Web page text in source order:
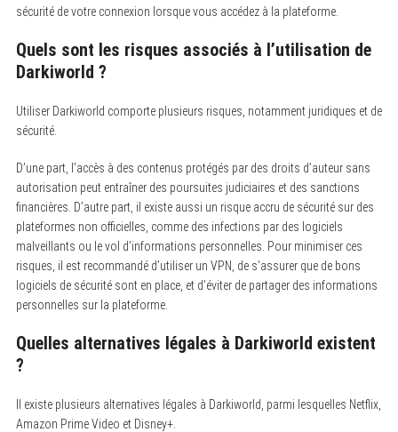
sécurité de votre connexion lorsque vous accédez à la plateforme.
Quels sont les risques associés à l’utilisation de
Darkiworld ?
Utiliser Darkiworld comporte plusieurs risques, notamment juridiques et de
sécurité.
D’une part, l’accès à des contenus protégés par des droits d’auteur sans
autorisation peut entraîner des poursuites judiciaires et des sanctions
financières. D’autre part, il existe aussi un risque accru de sécurité sur des
plateformes non officielles, comme des infections par des logiciels
malveillants ou le vol d’informations personnelles. Pour minimiser ces
risques, il est recommandé d’utiliser un VPN, de s’assurer que de bons
logiciels de sécurité sont en place, et d’éviter de partager des informations
personnelles sur la plateforme.
Quelles alternatives légales à Darkiworld existent
?
Il existe plusieurs alternatives légales à Darkiworld, parmi lesquelles Netflix,
Amazon Prime Video et Disney+.